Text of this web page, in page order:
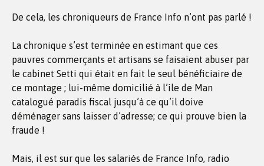
De cela, les chroniqueurs de France Info n’ont pas parlé !
La chronique s’est terminée en estimant que ces
pauvres commerçants et artisans se faisaient abuser par
le cabinet Setti qui était en fait le seul bénéficiaire de
ce montage ; lui-même domicilié à l’ile de Man
catalogué paradis fiscal jusqu’à ce qu’il doive
déménager sans laisser d’adresse; ce qui prouve bien la
fraude !
Mais, il est sur que les salariés de France Info, radio